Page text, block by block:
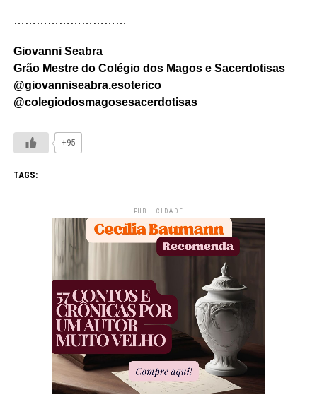
…………………………
Giovanni Seabra
Grão Mestre do Colégio dos Magos e Sacerdotisas
@giovanniseabra.esoterico
@colegiodosmagosesacerdotisas
+95
TAGS:
PUBLICIDADE